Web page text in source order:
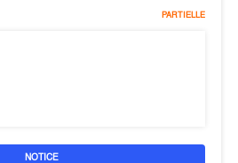
PARTIELLE
NOTICE